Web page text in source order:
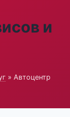
и
» Автоцентр